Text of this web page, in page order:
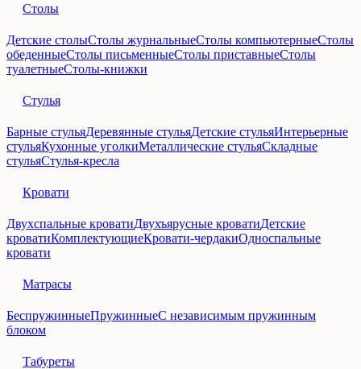
Столы
Детские столыСтолы журнальныеСтолы компьютерныеСтолы
обеденныеСтолы письменныеСтолы приставныеСтолы
туалетныеСтолы-книжки
Стулья
Барные стульяДеревянные стульяДетские стульяИнтерьерные
стульяКухонные уголкиМеталлические стульяСкладные
стульяСтулья-кресла
Кровати
Двухспальные кроватиДвухъярусные кроватиДетские
кроватиКомплектующиеКровати-чердакиОдноспальные
кровати
Матрасы
БеспружинныеПружинныеС независимым пружинным
блоком
Табуреты